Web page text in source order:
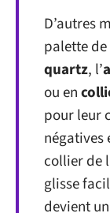
D’autres
palette
quartz, l’
ou en
pour leur
négatives
collier de
glisse
devient